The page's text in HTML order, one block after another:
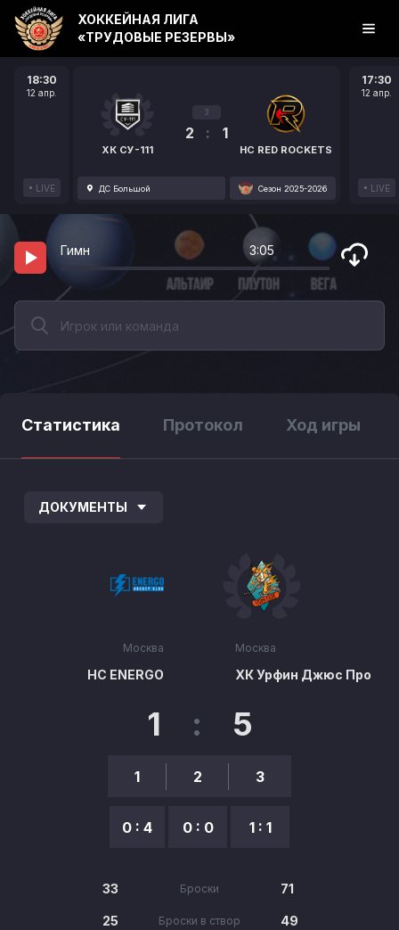
18:30
12 апр.
LIVE
ХК СУ-111
3
2 : 1
HC RED ROCKETS
ДС Большой Сезон 2025-2026
17:30
12 апр.
LIVE
ХОККЕЙНАЯ ЛИГА
«ТРУДОВЫЕ РЕЗЕРВЫ»
Гимн 3:05
Статистика Протокол Ход игры
ДОКУМЕНТЫ
Москва
HC ENERGO
1 : 5
1
0 : 4
2
0 : 0
3
1 : 1
Москва
ХК Урфин Джюс Про
33 Броски 71
25 Броски в створ 49